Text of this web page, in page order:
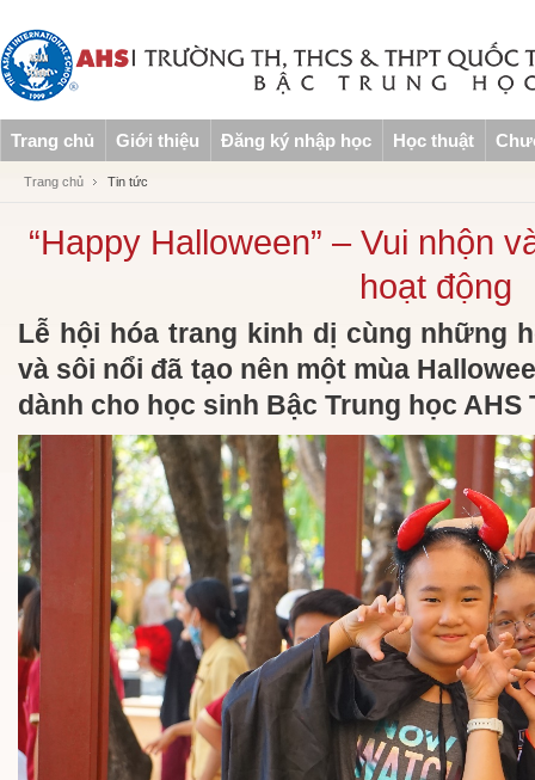
Trang chủ Giới thiệu Đăng ký nhập học Học thuật
Trang chủ Tin tức
“Happy Halloween” – Vui nhộn
hoạt động
Lễ hội hóa trang kinh dị cùng những
và sôi nổi đã tạo nên một mùa
dành cho học sinh Bậc Trung học